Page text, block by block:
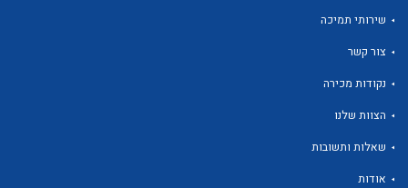
שירותי תמיכה
צור קשר
נקודות מכירה
הצוות שלנו
שאלות ותשובות
אודות